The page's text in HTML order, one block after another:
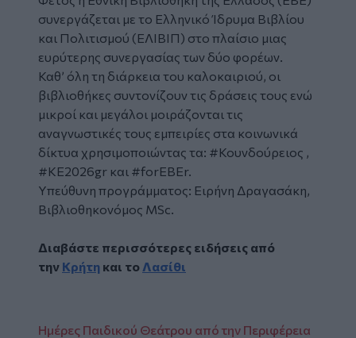
συνεργάζεται με το Ελληνικό Ίδρυμα Βιβλίου
και Πολιτισμού (ΕΛΙΒΙΠ) στο πλαίσιο μιας
ευρύτερης συνεργασίας των δύο φορέων.
Καθ’ όλη τη διάρκεια του καλοκαιριού, οι
βιβλιοθήκες συντονίζουν τις δράσεις τους ενώ
μικροί και μεγάλοι μοιράζονται τις
αναγνωστικές τους εμπειρίες στα κοινωνικά
δίκτυα χρησιμοποιώντας τα: #Κουνδούρειος ,
#ΚΕ2026gr και #forEBEr.
Υπεύθυνη προγράμματος: Ειρήνη Δραγασάκη,
Βιβλιοθηκονόμος MSc.
Διαβάστε περισσότερες ειδήσεις από
την Κρήτη και το Λασίθι
Ημέρες Παιδικού Θεάτρου από την Περιφέρεια